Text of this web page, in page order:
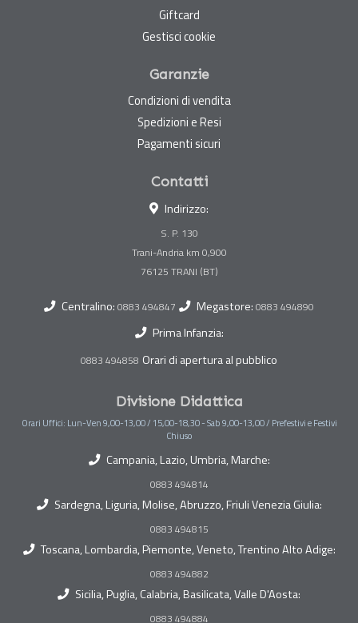
Giftcard
Gestisci cookie
Garanzie
Condizioni di vendita
Spedizioni e Resi
Pagamenti sicuri
Contatti
Indirizzo:
S. P. 130
Trani-Andria km 0,900
Centralino: 0883 494847 Megastore: 0883 494890
Prima Infanzia:
0883 494858 Orari di apertura al pubblico
Divisione Didattica
Orari Uffici: Lun-Ven 9,00-13,00 / 15,00-18,30 - Sab 9,00-13,00 / Prefestivi e Festivi
Chiuso
Campania, Lazio, Umbria, Marche:
0883 494814
Sardegna, Liguria, Molise, Abruzzo, Friuli Venezia Giulia:
0883 494815
Toscana, Lombardia, Piemonte, Veneto, Trentino Alto Adige:
0883 494882
Sicilia, Puglia, Calabria, Basilicata, Valle D'Aosta:
0883 494884